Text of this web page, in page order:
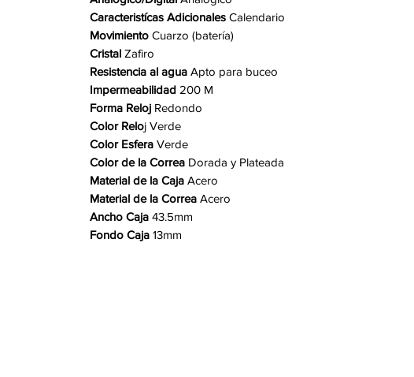
Caracteristícas Adicionales Calendario
Movimiento Cuarzo (batería)
Cristal Zafiro
Resistencia al agua Apto para buceo
Impermeabilidad 200 M
Forma Reloj Redondo
Color Reloj Verde
Color Esfera Verde
Color de la Correa Dorada y Plateada
Material de la Caja Acero
Material de la Correa Acero
Ancho Caja 43.5mm
Fondo Caja 13mm